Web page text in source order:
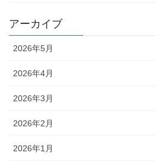
アーカイブ
2026年5月
2026年4月
2026年3月
2026年2月
2026年1月